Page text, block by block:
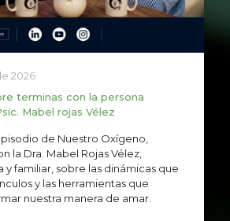
2026
terminas con la persona
Mabel rojas Vélez
de Nuestro Oxígeno,
la Dra. Mabel Rojas Vélez,
y familiar, sobre las dinámicas que
y las herramientas que
nuestra manera de amar.